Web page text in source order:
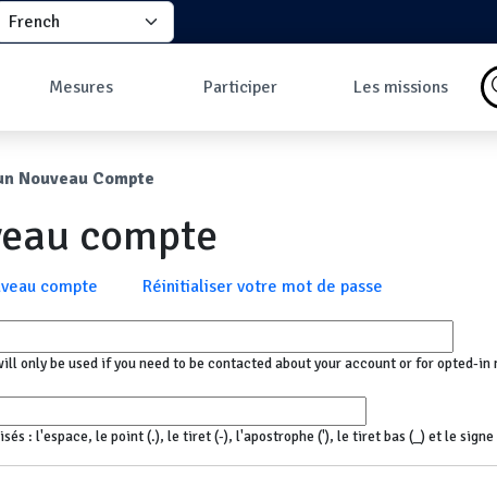
your language
Mesures
Les données
Carte des mesures
Tableau de bord
commentées
Participer
la communauté ?
Les missions
Nouveau Compte
compte
compte Réinitialiser votre mot de passe
only be used if you need to be contacted about your account or for opted-
: l'espace, le point (.), le tiret (-), l'apostrophe ('), le tiret bas (_) et le signe